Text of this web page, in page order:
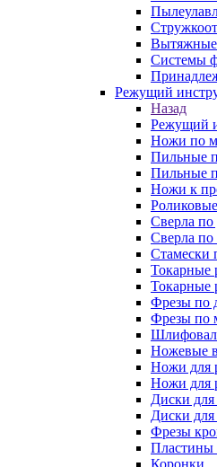
Вытяжные
Системы
Режущий
Назад
Режущий
Ножи по
Пильные
Пильные
Ножи к
Сверла по
Сверла по
Стамески
Токарные
Токарные
Фрезы по
Фрезы по
Ножевые
Ножи для
Ножи для
Диски для
Диски для
Фрезы
Коронки